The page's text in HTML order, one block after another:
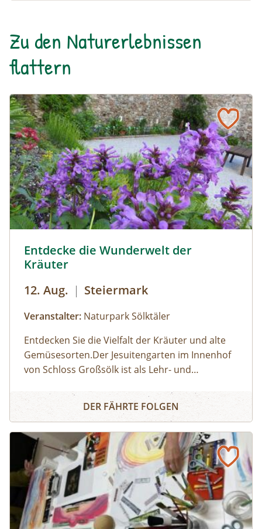
Zu den Naturerlebnissen
flattern
Entdecke die Wunderwelt der
Kräuter
12. Aug. | Steiermark
Veranstalter: Naturpark Sölktäler
Entdecken Sie die Vielfalt der Kräuter und alte
Gemüsesorten.Der Jesuitengarten im Innenhof
von Schloss Großsölk ist als Lehr- und
gedeihen hier viele Heil- und Gewürzkräuter
sowie neue und alte, in Vergessenheit geratene
der Kräuterführung mit Martha teilnehmen,
können die Kinder bei einer Kinderführung
einen lustigen Streifzug durch den
Jesuitengarten machen.Dauer: 2
StundenKosten: Erwachsene € 14,- | Kinder (6-
14 Jahre) € 10,- | gratis mit der Sommercard
Entdecke die Wunderwelt der Kräuter
DER FÄHRTE FOLGEN